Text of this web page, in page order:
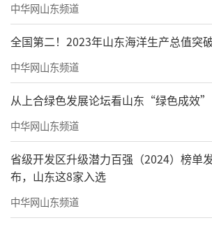
中华网山东频道
全国第二！2023年山东海洋生产总值突
中华网山东频道
从上合绿色发展论坛看山东“绿色成效”
中华网山东频道
省级开发区升级潜力百强（2024）榜单
布，山东这8家入选
中华网山东频道